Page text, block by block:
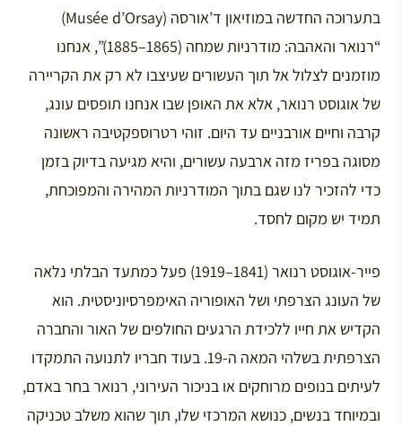
בתערוכה החדשה במוזיאון ד’אורסה (Musée d’Orsay)
“רנואר והאהבה: מודרניות שמחה (1865–1885)”, אנחנו
מוזמנים לצלול אל תוך העשורים שעיצבו לא רק את הקריירה
של אוגוסט רנואר, אלא את האופן שבו אנחנו תופסים עונג,
קרבה וחיים אורבניים עד היום. זוהי רטרוספקטיבה ראשונה
מסוגה בפריז מזה ארבעה עשורים, והיא מגיעה בדיוק בזמן
כדי להזכיר לנו שגם בתוך המודרניות המהירה והמפוכחת,
תמיד יש מקום לחסד.
פייר-אוגוסט רנואר (1841–1919) פעל כמתעד הבלתי נלאה
של העונג הצרפתי ושל האופוריה האימפרסיוניסטית. הוא
הקדיש את חייו ללכידת הרגעים החולפים של האור והחברה
הצרפתית בשלהי המאה ה-19. בעוד חבריו לתנועה התמקדו
לעיתים בנופים מרוחקים או בניכור העירוני, רנואר בחר באדם,
ובמיוחד בנשים, כנושא המרכזי שלו, תוך שהוא משלב טכניקה